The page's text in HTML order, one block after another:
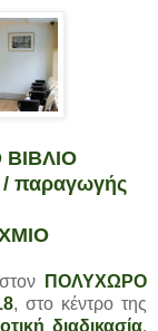
/ παραγωγής
ΠΟΛΥΧΩΡΟ
, στο κέντρο της
διαδικασία,